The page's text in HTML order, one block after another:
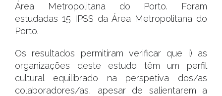
Área Metropolitana do Porto. Foram
estudadas 15 IPSS da Área Metropolitana do
Porto.
Os resultados permitiram verificar que i) as
organizações deste estudo têm um perfil
cultural equilibrado na perspetiva dos/as
colaboradores/as, apesar de salientarem a